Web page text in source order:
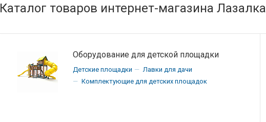
Каталог товаров интернет-магазина Лазалка
Оборудование для детской площадки
Детские площадки
Лавки для дачи
Комплектующие для детских площадок